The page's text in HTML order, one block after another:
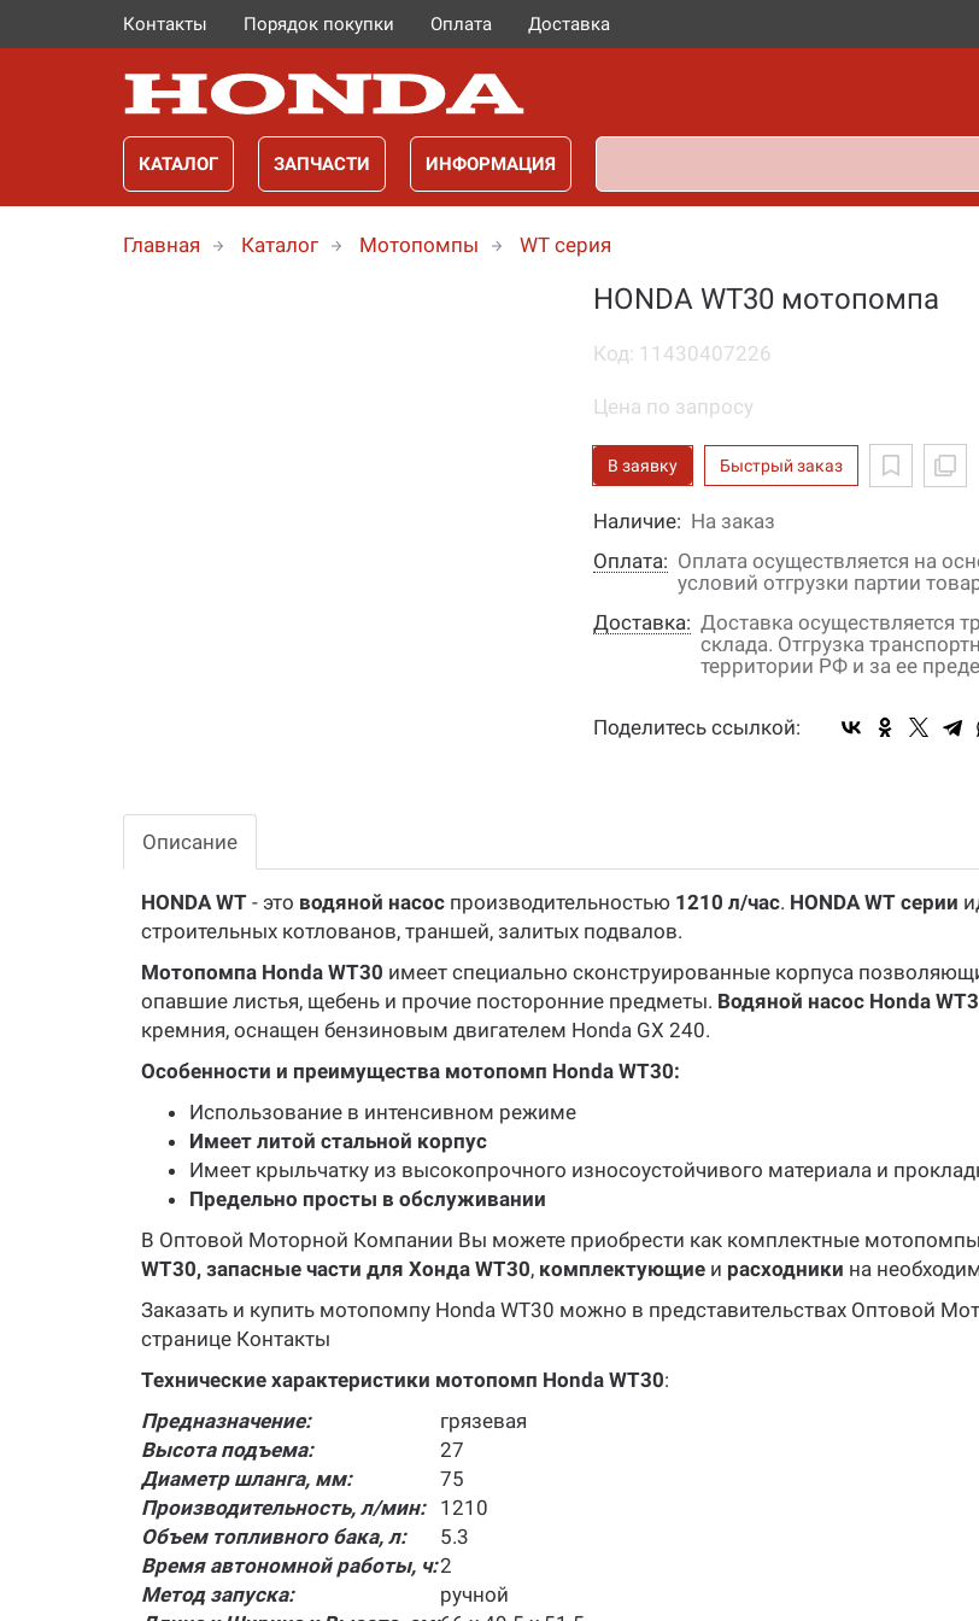
Контакты Порядок покупки Оплата Доставка
КАТАЛОГ ЗАПЧАСТИ ИНФОРМАЦИЯ
Главная Каталог Мотопомпы WT серия
HONDA WT30 мотопомпа
Код: 11430407226
Цена по запросу
В заявку Быстрый заказ
Наличие: На заказ
Оплата: Оплата осуществляется на
условий отгрузки партии
Доставка: Доставка осуществляется
склада. Отгрузка
территории РФ и за ее
Поделитесь ссылкой:
Описание
HONDA WT - это водяной насос производительностью 1210 л/час. HONDA WT серии
строительных котлованов, траншей, залитых подвалов.
Мотопомпа Honda WT30 имеет специально сконструированные корпуса
опавшие листья, щебень и прочие посторонние предметы. Водяной насос Honda
кремния, оснащен бензиновым двигателем Honda GX 240.
Особенности и преимущества мотопомп Honda WT30:
Использование в интенсивном режиме
Имеет литой стальной корпус
Имеет крыльчатку из высокопрочного износоустойчивого материала и
Предельно просты в обслуживании
В Оптовой Моторной Компании Вы можете приобрести как комплектные
WT30, запасные части для Хонда WT30, комплектующие и расходники на
Заказать и купить мотопомпу Honda WT30 можно в представительствах Оптовой
странице Контакты
Технические характеристики мотопомп Honda WT30:
Предназначение:
грязевая
Высота подъема:
27
Диаметр шланга, мм:
75
Производительность, л/мин:
1210
Объем топливного бака, л:
5.3
Время автономной работы, ч:2
Метод запуска:
ручной